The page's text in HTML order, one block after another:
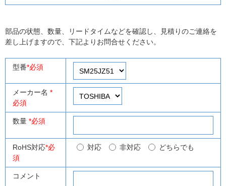
部品の状態、数量、リードタイムなどを確認し、見積りのご連絡を
差し上げますので、下記よりお問合せください。
型番*必須
メーカー名 *
必須
数量 *必須
RoHS対応*必
須
対応 非対応 どちらでも
コメント